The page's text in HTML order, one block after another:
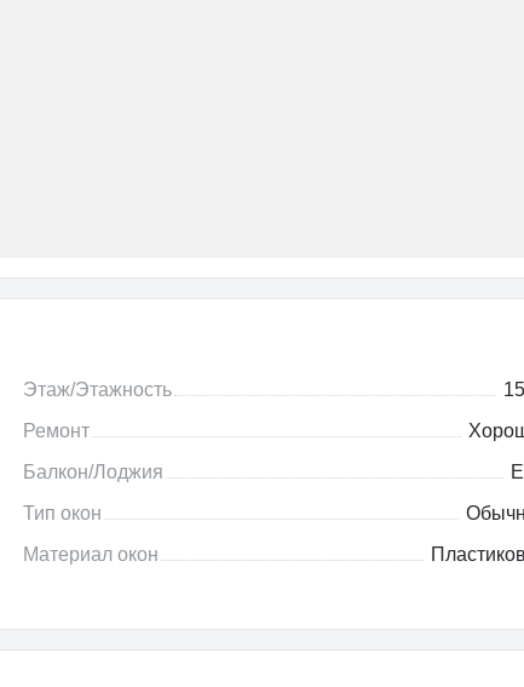
Этаж/Этажность
Ремонт
Балкон/Лоджия
Тип окон
Материал окон